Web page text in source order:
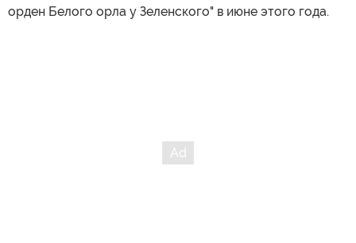
орден Белого орла у Зеленского" в июне этого года.